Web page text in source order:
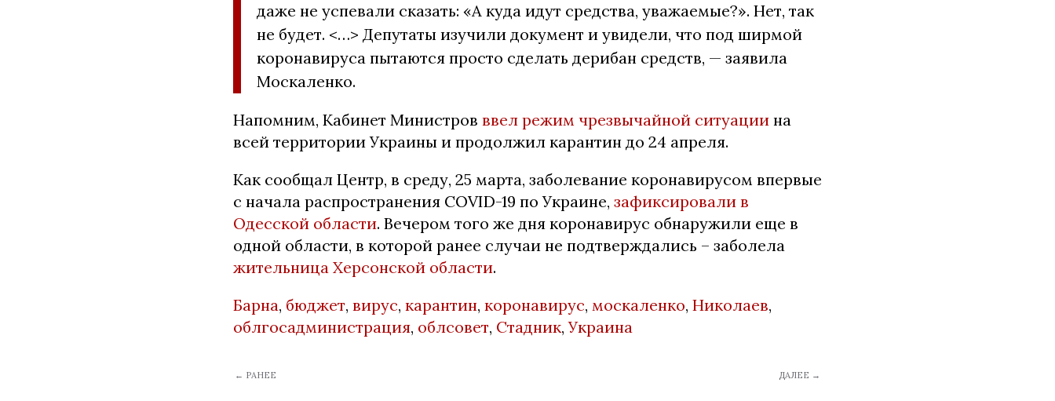
даже не успевали сказать: «А куда идут средства, уважаемые?». Нет, так
не будет. <…> Депутаты изучили документ и увидели, что под ширмой
коронавируса пытаются просто сделать дерибан средств, — заявила
Москаленко.
Напомним, Кабинет Министров ввел режим чрезвычайной ситуации на
всей территории Украины и продолжил карантин до 24 апреля.
Как сообщал Центр, в среду, 25 марта, заболевание коронавирусом впервые
с начала распространения COVID-19 по Украине, зафиксировали в
Одесской области. Вечером того же дня коронавирус обнаружили еще в
одной области, в которой ранее случаи не подтверждались – заболела
жительница Херсонской области.
Барна, бюджет, вирус, карантин, коронавирус, москаленко, Николаев,
облгосадминистрация, облсовет, Стадник,Украина
← РАНЕЕ ДАЛЕЕ →